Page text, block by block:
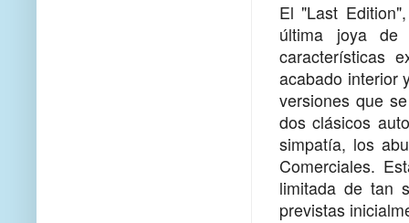
El "Last
última joya de
características
acabado interior
versiones que
dos clásicos
simpatía, los
Comerciales.
limitada de tan
previstas